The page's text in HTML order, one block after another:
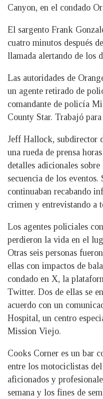
Canyon, en el condado
El sargento Frank
cuatro minutos después
llamada alertando de los
Las autoridades de
un agente retirado de
comandante de policía
County Star. Trabajó
Jeff Hallock, subdirector
una rueda de prensa
detalles adicionales
secuencia de los
continuaban recabando
crimen y entrevistando a
Los agentes policiales
perdieron la vida en el
Otras seis personas
ellas con impactos de
condado en X, la
Twitter. Dos de ellas se
acuerdo con un
Hospital, un centro
Mission Viejo.
Cooks Corner es un bar
entre los motociclistas
aficionados y
semana y los fines de